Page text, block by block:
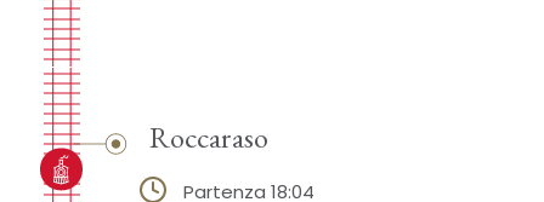
Roccaraso
Partenza 18:04